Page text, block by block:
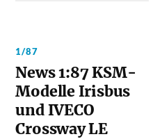
1/87
News 1:87 KSM-
Modelle Irisbus
und IVECO
Crossway LE